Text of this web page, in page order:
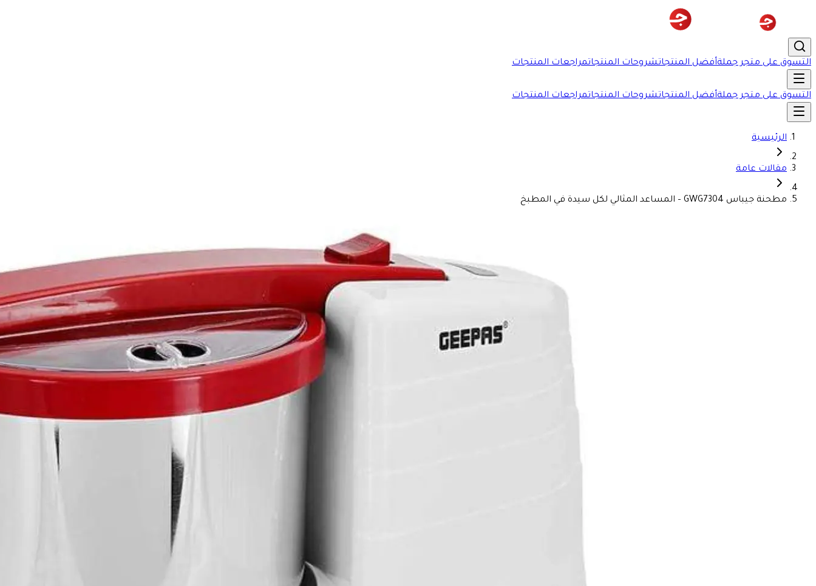
التسوق على متجر جملةأفضل المنتجاتشروحات المنتجاتمراجعات المنتجات
التسوق على متجر جملةأفضل المنتجاتشروحات المنتجاتمراجعات المنتجات
الرئيسية
مقالات عامة
مطحنة جيباس GWG7304 – المساعد المثالي لكل سيدة في المطبخ